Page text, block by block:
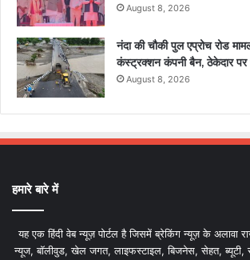
August 8, 2026
नंदा की चौकी पुल एप्रोच रोड
कंस्ट्रक्शन कंपनी बैन, ठेकेदार पर
August 8, 2026
हमारे बारे में
यह एक हिंदी वेब न्यूज़ पोर्टल है जिसमें ब्रेकिंग न्यूज़ के अलावा
न्यूज, बॉलीवुड, खेल जगत, लाइफस्टाइल, बिजनेस, सेहत, ब्यूटी,